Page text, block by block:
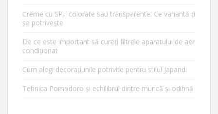
Creme cu SPF colorate sau transparente. Ce variantă ți
se potrivește
De ce este important să cureți filtrele aparatului de aer
condiționat
Cum alegi decorațiunile potrivite pentru stilul Japandi
Tehnica Pomodoro și echilibrul dintre muncă și odihnă